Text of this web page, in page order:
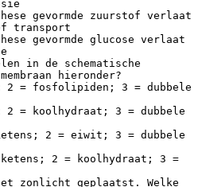
gevormde zuurstof verlaat
transport
gevormde glucose verlaat
in de schematische
hieronder?
= fosfolipiden; 3 = dubbele
= koolhydraat; 3 = dubbele
2 = eiwit; 3 = dubbele
2 = koolhydraat; 3 =
zonlicht geplaatst. Welke